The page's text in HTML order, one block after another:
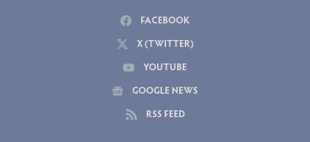
FACEBOOK
X (TWITTER)
YOUTUBE
GOOGLE NEWS
RSS FEED